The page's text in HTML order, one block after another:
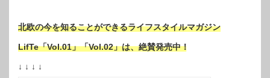
北欧の今を知ることができるライフスタイルマガジン
LifTe「Vol.01」「Vol.02」は、絶賛発売中！
↓ ↓ ↓ ↓